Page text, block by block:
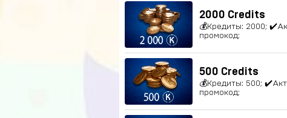
2000 Credits
💰Кредиты: 2000;
промокод;
500 Credits
💰Кредиты: 500;
промокод;